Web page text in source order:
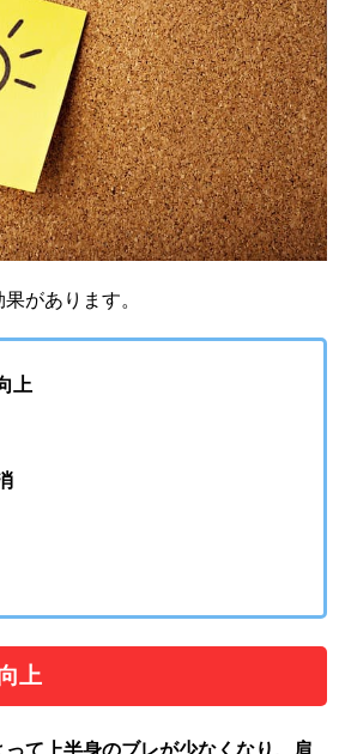
があります。
上
上
て上半身のブレが少なくなり、肩